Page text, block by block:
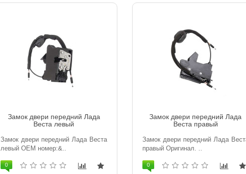
Замок двери передний Лада
Веста левый
Замок двери передний Лада Веста
левый OEM номер:&..
0
Замок двери передний Лада
Веста правый
Замок двери передний Лада
правый Оригинал. ..
0